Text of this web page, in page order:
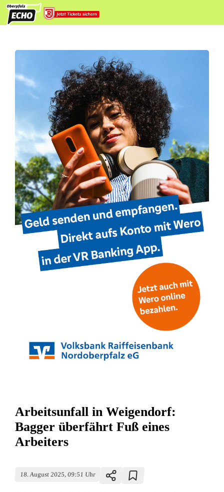
Arbeitsunfall in Weigendorf:
Bagger überfährt Fuß eines
Arbeiters
18. August 2025, 09:51 Uhr